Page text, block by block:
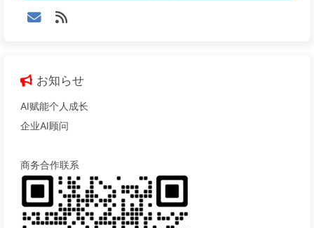
お知らせ
AI赋能个人成长
企业AI顾问
商务合作联系